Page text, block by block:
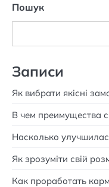
Пошук
Записи
Як вибрати якісні
В чем преимущества
Насколько
Як зрозуміти свій
Как проработать